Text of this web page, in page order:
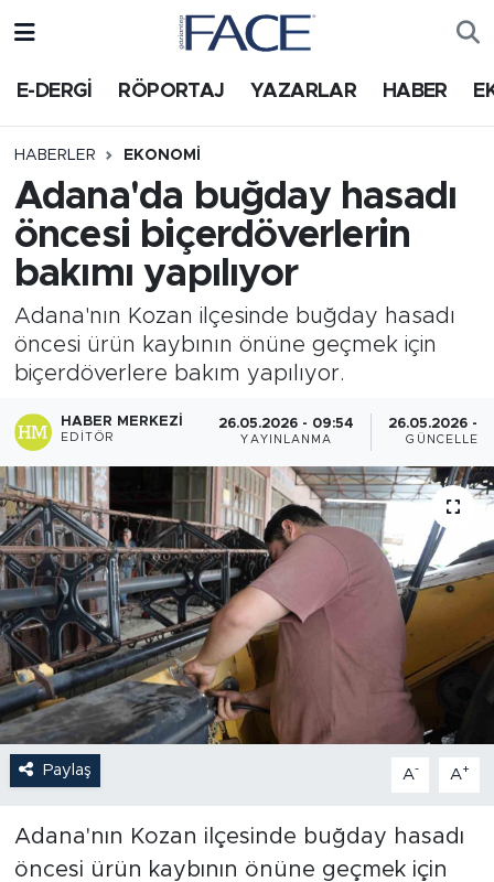
E-DERGİ RÖPORTAJ YAZARLAR HABER
HABERLER EKONOMI
Adana'da buğday hasadı
öncesi biçerdöverlerin
bakımı yapılıyor
Adana'nın Kozan ilçesinde buğday hasadı
öncesi ürün kaybının önüne geçmek için
biçerdöverlere bakım yapılıyor.
HABER MERKEZI
EDITÖR
26.05.2026 - 09:54
YAYINLANMA
26.05.2026 -
Paylaş A- A+
Adana'nın Kozan ilçesinde buğday hasadı
öncesi ürün kaybının önüne geçmek için
HABER
Nöbetçi Eczaneler
Trafik Durumu
Süper Lig Puan Durumu ve Fikstür
Tüm Manşetler
Son Dakika Haberleri
Haber Arşivi